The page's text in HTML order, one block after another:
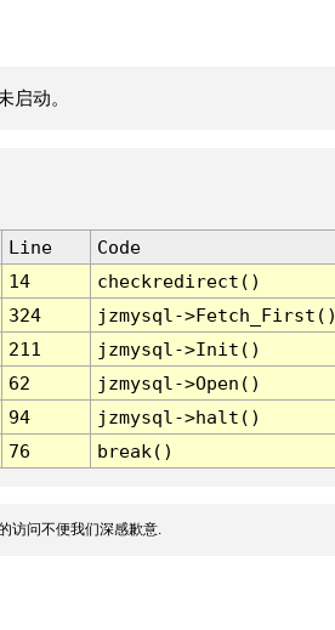
启动。
Line
Code
14
checkredirect()
324
jzmysql-
211
jzmysql->Init()
62
jzmysql->Open()
94
jzmysql->halt()
76 break()
访问不便我们深感歉意.